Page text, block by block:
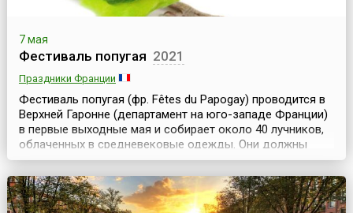
7 мая
Фестиваль попугая 2021
Праздники Франции
Фестиваль попугая (фр. Fêtes du Papogay) проводится в
Верхней Гаронне (департамент на юго-западе Франции)
в первые выходные мая и собирает около 40 лучников,
облаченных в средневековые одежды. Они должны
попасть из лука в семикилограммового попугая,
водруженного на верхушку 45-метровой мачты. Стрелок,
которому удастся сбить птицу, становится королем
праздника. Праздник берет свое начало в сред...